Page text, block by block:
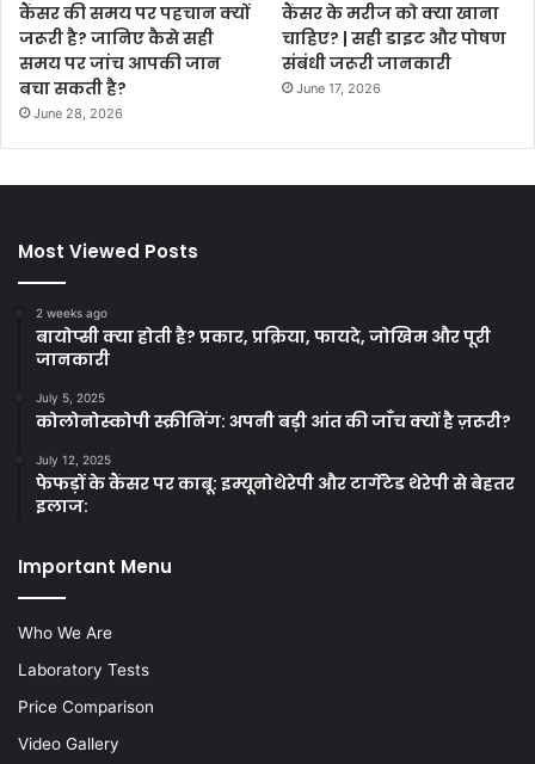
कैंसर की समय पर पहचान क्यों
जरूरी है? जानिए कैसे सही
समय पर जांच आपकी जान
बचा सकती है?
June 28, 2026
कैंसर के मरीज को क्या खाना
चाहिए? | सही डाइट और पोषण
संबंधी जरूरी जानकारी
June 17, 2026
Most Viewed Posts
2 weeks ago
बायोप्सी क्या होती है? प्रकार, प्रक्रिया, फायदे, जोखिम और पूरी
जानकारी
July 5, 2025
कोलोनोस्कोपी स्क्रीनिंग: अपनी बड़ी आंत की जाँच क्यों है ज़रूरी?
July 12, 2025
फेफड़ों के कैंसर पर काबू: इम्यूनोथेरेपी और टार्गेटेड थेरेपी से बेहतर
इलाज:
Important Menu
Who We Are
Laboratory Tests
Price Comparison
Video Gallery